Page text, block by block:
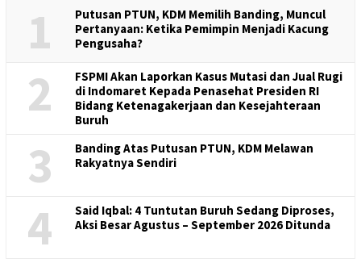
1
Putusan PTUN, KDM Memilih Banding, Muncul
Pertanyaan: Ketika Pemimpin Menjadi Kacung
Pengusaha?
2
FSPMI Akan Laporkan Kasus Mutasi dan Jual Rugi
di Indomaret Kepada Penasehat Presiden RI
Bidang Ketenagakerjaan dan Kesejahteraan
Buruh
3
Banding Atas Putusan PTUN, KDM Melawan
Rakyatnya Sendiri
4
Said Iqbal: 4 Tuntutan Buruh Sedang Diproses,
Aksi Besar Agustus – September 2026 Ditunda